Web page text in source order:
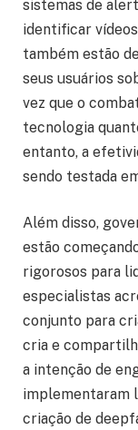
sistemas de
identificar
também estão
seus usuários
vez que o
tecnologia
entanto, a
sendo testada
Além disso,
estão
rigorosos para
especialistas
conjunto para
cria e
a intenção de
implementaram
criação de